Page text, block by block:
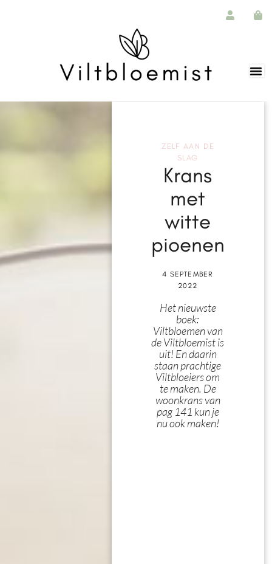
ZELF AAN DE
SLAG
Krans
met
witte
pioenen
4 SEPTEMBER
2022
Het nieuwste
boek:
Viltbloemen van
de Viltbloemist is
uit! En daarin
staan prachtige
Viltbloeiers om
te maken. De
woonkrans van
pag 141 kun je
nu ook maken!